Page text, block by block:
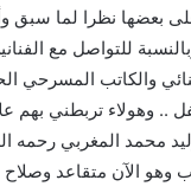
نظرا لما سبق وأن
للتواصل مع
والكاتب
محمد المغربي رحمه